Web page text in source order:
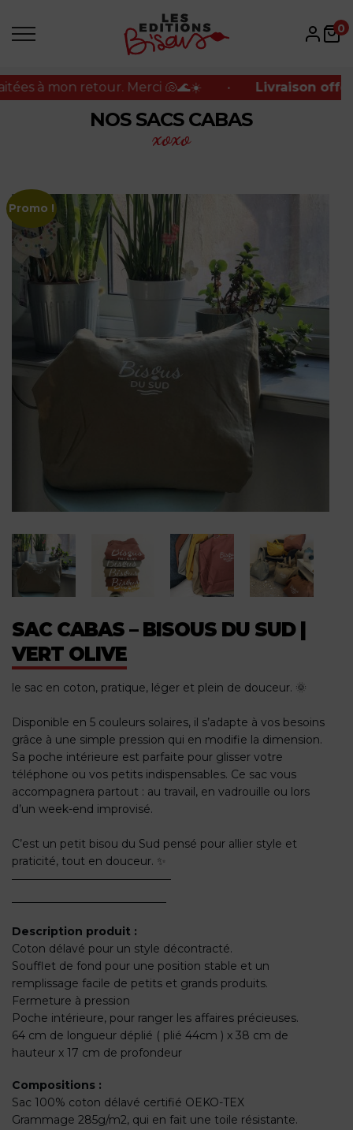
à mon retour. Merci 🐚🌊☀️
à mon retour. Merci 🐚🌊☀️ • Livraison offerte
0
NOS SACS CABAS
xoxo
SAC CABAS – BISOUS DU SUD |
VERT OLIVE
le sac en coton, pratique, léger et plein de douceur. 🌞
Disponible en 5 couleurs solaires, il s’adapte à vos besoins
grâce à une simple pression qui en modifie la dimension.
Sa poche intérieure est parfaite pour glisser votre
téléphone ou vos petits indispensables. Ce sac vous
accompagnera partout : au travail, en vadrouille ou lors
d’un week-end improvisé.
C’est un petit bisou du Sud pensé pour allier style et
praticité, tout en douceur. ✨
Description produit :
Coton délavé pour un style décontracté.
Soufflet de fond pour une position stable et un
remplissage facile de petits et grands produits.
Fermeture à pression
Poche intérieure, pour ranger les affaires précieuses.
64 cm de longueur déplié ( plié 44cm ) x 38 cm de
hauteur x 17 cm de profondeur
Compositions :
Sac 100% coton délavé certifié OEKO-TEX
Grammage 285g/m2, qui en fait une toile résistante.
Promo !